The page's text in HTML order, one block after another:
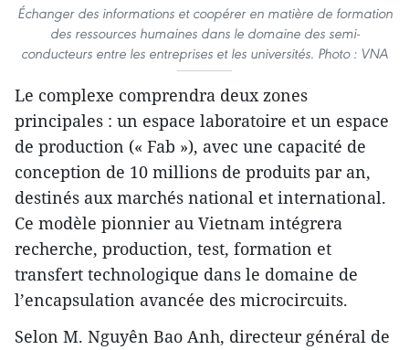
Échanger des informations et coopérer en matière de formation
des ressources humaines dans le domaine des semi-
conducteurs entre les entreprises et les universités. Photo : VNA
Le complexe comprendra deux zones
principales : un espace laboratoire et un espace
de production (« Fab »), avec une capacité de
conception de 10 millions de produits par an,
destinés aux marchés national et international.
Ce modèle pionnier au Vietnam intégrera
recherche, production, test, formation et
transfert technologique dans le domaine de
l’encapsulation avancée des microcircuits.
Selon M. Nguyên Bao Anh, directeur général de